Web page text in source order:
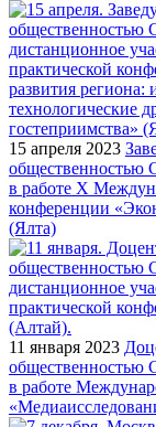
15 апреля 2023
общественностью
в работе X
конференции
(Ялта)
11 января 2023
общественностью
в работе